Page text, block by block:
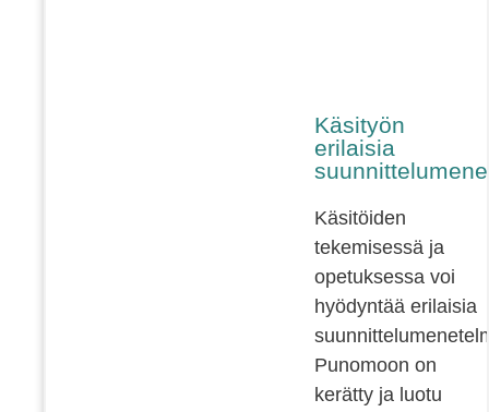
Käsityön
erilaisia
Käsitöiden
tekemisessä ja
opetuksessa voi
hyödyntää erilaisia
Punomoon on
kerätty ja luotu